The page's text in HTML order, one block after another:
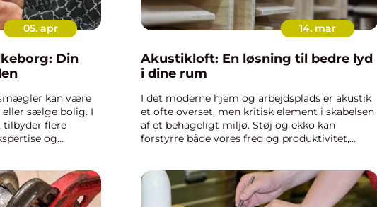
05. apr
Din
kan være
eller sælge bolig. I
tilbyder flere
og
14. mar
Akustikloft: En løsning til bedre lyd
i dine rum
I det moderne hjem og arbejdsplads er akustik
et ofte overset, men kritisk element i skabelsen
af et behageligt miljø. Støj og ekko kan
forstyrre både vores fred og produktivitet,